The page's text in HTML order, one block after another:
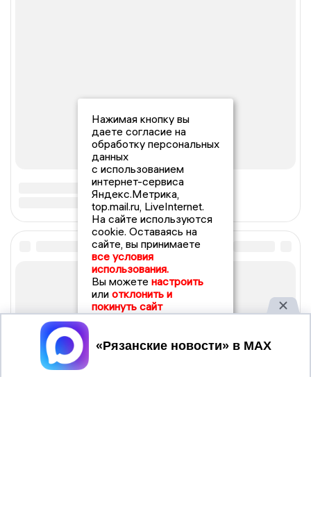
Нажимая кнопку вы
даете согласие на
обработку персональных
данных
с использованием
интернет-сервиса
Яндекс.Метрика,
top.mail.ru, LiveInternet.
На сайте используются
cookie. Оставаясь на
сайте, вы принимаете
все условия
использования.
Вы можете настроить
или отклонить и
покинуть сайт
Принять